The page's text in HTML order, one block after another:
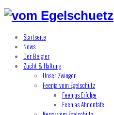
Startseite
News
Der Belgier
Zucht & Haltung
Unser Zwinger
Feenja vom Egelschütz
Feenjas Erfolge
Feenjas Ahnentafel